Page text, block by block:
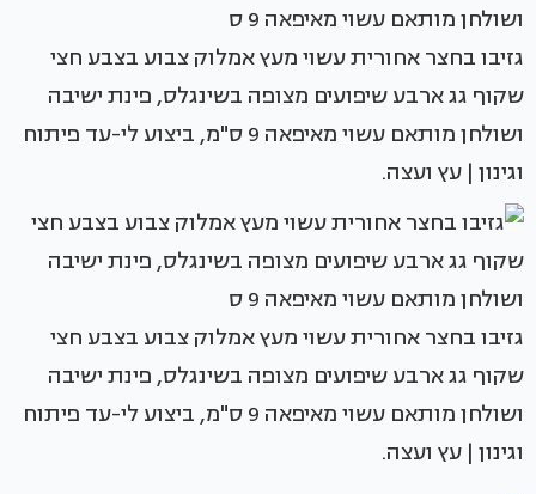
גזיבו בחצר אחורית עשוי מעץ אמלוק צבוע בצבע חצי
שקוף גג ארבע שיפועים מצופה בשינגלס, פינת ישיבה
ושולחן מותאם עשוי מאיפאה 9 ס"מ, ביצוע לי-עד פיתוח
וגינון | עץ ועצה.
גזיבו בחצר אחורית עשוי מעץ אמלוק צבוע בצבע חצי
שקוף גג ארבע שיפועים מצופה בשינגלס, פינת ישיבה
ושולחן מותאם עשוי מאיפאה 9 ס"מ, ביצוע לי-עד פיתוח
וגינון | עץ ועצה.